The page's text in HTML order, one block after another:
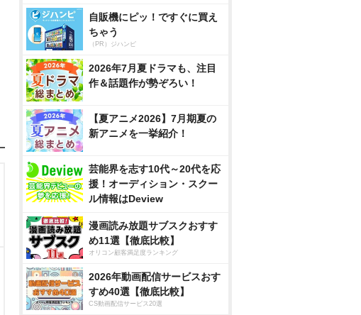
自販機にピッ！ですぐに買え
ちゃう
（PR）ジハンピ
2026年7月夏ドラマも、注目
作＆話題作が勢ぞろい！
【夏アニメ2026】7月期夏の
新アニメを一挙紹介！
芸能界を志す10代～20代を応
援！オーディション・スクー
ル情報はDeview
漫画読み放題サブスクおすす
め11選【徹底比較】
オリコン顧客満足度ランキング
2026年動画配信サービスおす
すめ40選【徹底比較】
CS動画配信サービス20選